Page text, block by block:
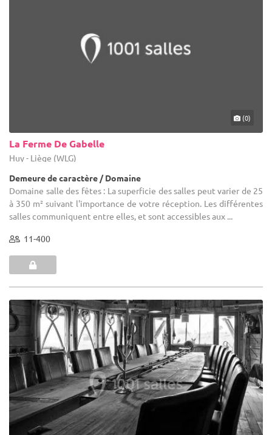
(0)
La Ferme De Gabelle
Huy - Liège (WLG)
Demeure de caractère / Domaine
Domaine salle des fêtes : La superficie des salles peut varier de 25
à 350 m² suivant l'importance de votre réception. Les différentes
salles communiquent entre elles, et sont accessibles aux ...
11-400